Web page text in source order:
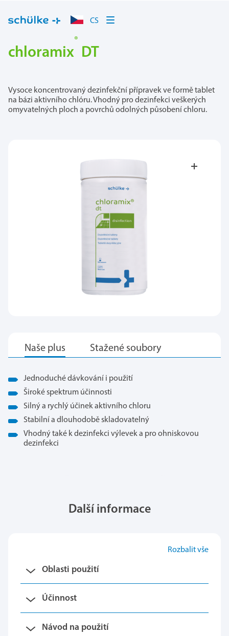
CS
chloramix
®
DT
Vysoce koncentrovaný dezinfekční přípravek ve formě tablet
na bázi aktivního chlóru. Vhodný pro dezinfekci veškerých
omyvatelných ploch a povrchů odolných působení chloru.
Jednoduché dávkování i použití
Široké spektrum účinnosti
Silný a rychlý účinek aktivního chloru
Stabilní a dlouhodobě skladovatelný
Vhodný také k dezinfekci výlevek a pro ohniskovou
dezinfekci
Další informace
Rozbalit vše
Oblasti použití
Účinnost
Návod na použití